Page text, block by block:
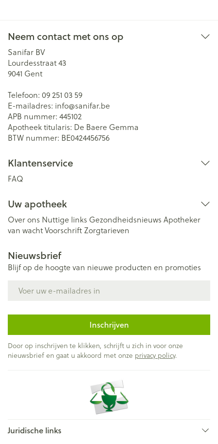
Neem contact met ons op
Sanifar BV
Lourdesstraat 43
9041 Gent
Telefoon: 09 251 03 59
E-mailadres: info@sanifar.be
APB nummer: 445102
Apotheek titularis: De Baere Gemma
BTW nummer: BE0424456756
Klantenservice
FAQ
Uw apotheek
Over ons Nuttige links Gezondheidsnieuws Apotheker
van wachtVoorschriftZorgtarieven
Nieuwsbrief
Blijf op de hoogte van nieuwe producten en promoties
Inschrijven
Door op inschrijven te klikken, schrijft u zich in voor onze
nieuwsbrief en gaat u akkoord met onze privacy policy.
Juridische links